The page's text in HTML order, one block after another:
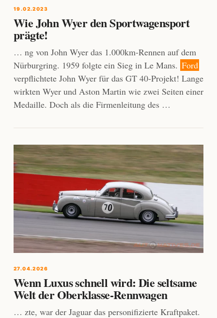
19.02.2023
Wie John Wyer den Sportwagensport
prägte!
… ng von John Wyer das 1.000km-Rennen auf dem
Nürburgring. 1959 folgte ein Sieg in Le Mans. Ford
verpflichtete John Wyer für das GT 40-Projekt! Lange
wirkten Wyer und Aston Martin wie zwei Seiten einer
Medaille. Doch als die Firmenleitung des …
27.04.2026
Wenn Luxus schnell wird: Die seltsame
Welt der Oberklasse-Rennwagen
… zte, war der Jaguar das personifizierte Kraftpaket.